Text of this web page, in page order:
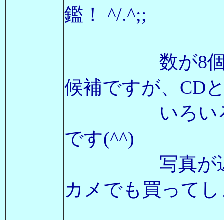
鑑！ ^/.^;;
数が8個なの
候補ですが、CD
いろいろと
です(^^)
写真が遅い
カメでも買って